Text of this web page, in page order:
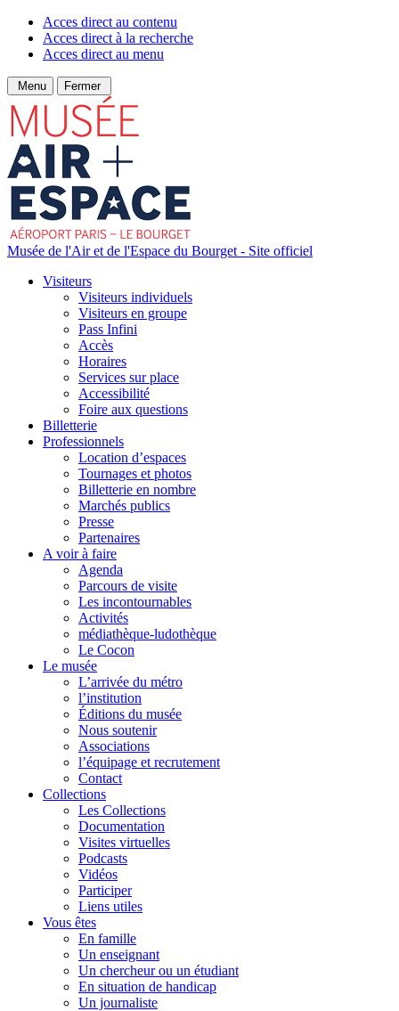
Acces direct au contenu
Acces direct à la recherche
Acces direct au menu
Menu Fermer
Musée de l'Air et de l'Espace du Bourget - Site officiel
Visiteurs
Visiteurs individuels
Visiteurs en groupe
Pass Infini
Accès
Horaires
Services sur place
Accessibilité
Foire aux questions
Billetterie
Professionnels
Location d’espaces
Tournages et photos
Billetterie en nombre
Marchés publics
Presse
Partenaires
A voir à faire
Agenda
Parcours de visite
Les incontournables
Activités
médiathèque-ludothèque
Le Cocon
Le musée
L’arrivée du métro
l’institution
Éditions du musée
Nous soutenir
Associations
l’équipage et recrutement
Contact
Collections
Les Collections
Documentation
Visites virtuelles
Podcasts
Vidéos
Participer
Liens utiles
Vous êtes
En famille
Un enseignant
Un chercheur ou un étudiant
En situation de handicap
Un journaliste